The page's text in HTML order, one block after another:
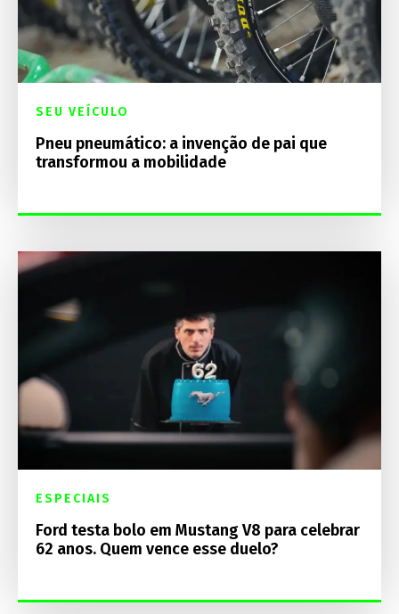
SEU VEÍCULO
Pneu pneumático: a invenção de pai que
transformou a mobilidade
ESPECIAIS
Ford testa bolo em Mustang V8 para celebrar
62 anos. Quem vence esse duelo?